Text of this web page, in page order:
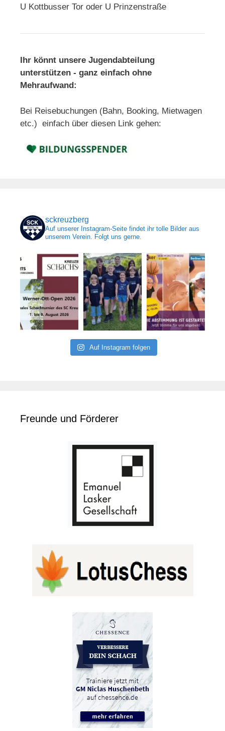
U Kottbusser Tor oder U Prinzenstraße
Ihr könnt unsere Jugendabteilung
unterstützen - ganz einfach ohne
Mehraufwand:
Bei Reisebuchungen (Bahn, Booking, Mietwagen
etc.) einfach über diesen Link gehen:
sckreuzberg
Auf unserer Instagram-Seite findet ihr tolle Bilder aus
unserem Verein. Folgt uns gerne.
Auf Instagram folgen
Freunde und Förderer